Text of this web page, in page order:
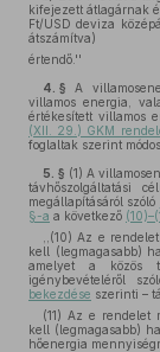
kifejezett átlagárnak
Ft/USD deviza
átszámítva)
értendő.''
4. § A
villamos energia,
értékesített villamos
(XII. 29.) GKM
foglaltak szerint
5. § (1) A
távhőszolgáltatási
megállapításáról szóló
§-a a következő
,,(10) Az e
kell (legmagasabb)
amelyet a közös
igénybevételéről
bekezdése szerinti –
(11) Az e rendelet
kell (legmagasabb)
hőenergia